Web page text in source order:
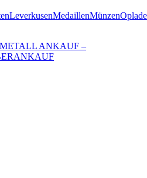
LeverkusenMedaillenMünzen
ANKAUF –